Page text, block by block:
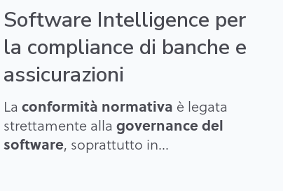
Software Intelligence per
la compliance di banche e
assicurazioni
Laconformità normativa è legata
strettamente allagovernance del
software, soprattutto in...